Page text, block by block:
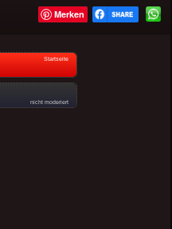
Merken
Startseite
nicht moderiert